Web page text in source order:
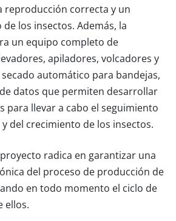
reproducción correcta y un
los insectos. Además, la
un equipo completo de
apiladores, volcadores y
automático para bandejas,
datos que permiten desarrollar
para llevar a cabo el seguimiento
del crecimiento de los insectos.
radica en garantizar una
del proceso de producción de
en todo momento el ciclo de
ellos.